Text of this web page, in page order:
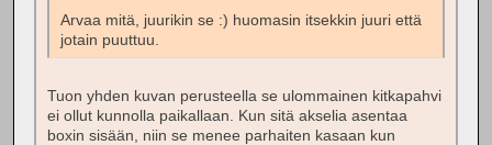
Arvaa mitä, juurikin se :) huomasin itsekkin juuri että
jotain puuttuu.
Tuon yhden kuvan perusteella se ulommainen kitkapahvi
ei ollut kunnolla paikallaan. Kun sitä akselia asentaa
boxin sisään, niin se menee parhaiten kasaan kun